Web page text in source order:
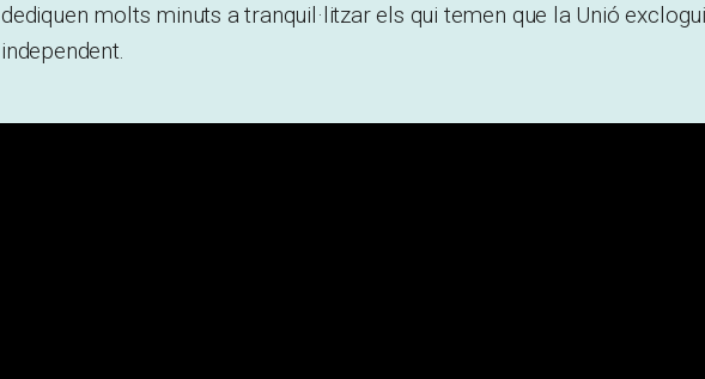
dediquen molts minuts a tranquil·litzar els qui temen que la Unió
independent.